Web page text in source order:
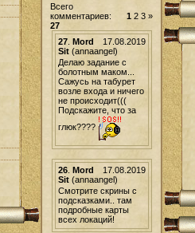
Всего
комментариев:
27
1 2 3 »
17.08.2019
27. Mord
Sit(annaangel)
Делаю задание с
болотным маком...
Сажусь на табурет
возле входа и ничего
не происходит(((
Подскажите, что за
глюк????
17.08.2019
26. Mord
Sit(annaangel)
Смотрите скрины с
подсказками.. там
подробные карты
всех локаций!